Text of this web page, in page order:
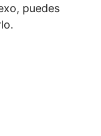
puedes